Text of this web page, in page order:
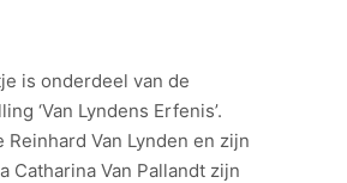
is onderdeel van de
‘Van Lyndens Erfenis’.
Reinhard Van Lynden en zijn
Catharina Van Pallandt zijn